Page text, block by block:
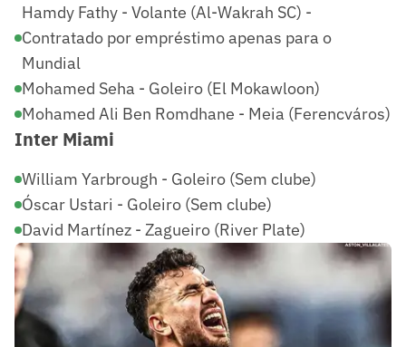
Hamdy Fathy - Volante (Al-Wakrah SC) -
Contratado por empréstimo apenas para o
Mundial
Mohamed Seha - Goleiro (El Mokawloon)
Mohamed Ali Ben Romdhane - Meia (Ferencváros)
Inter Miami
William Yarbrough - Goleiro (Sem clube)
Óscar Ustari - Goleiro (Sem clube)
David Martínez - Zagueiro (River Plate)